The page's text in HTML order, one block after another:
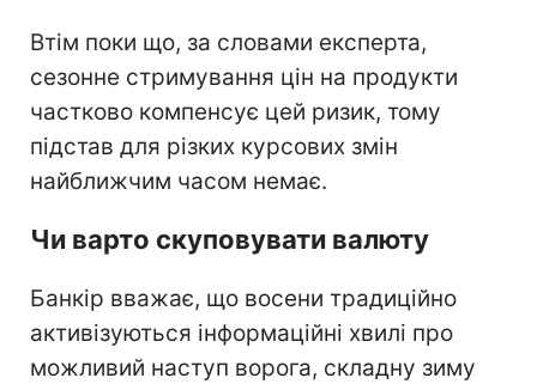
Втім поки що, за словами експерта,
сезонне стримування цін на продукти
частково компенсує цей ризик, тому
підстав для різких курсових змін
найближчим часом немає.
Чи варто скуповувати валюту
Банкір вважає, що восени традиційно
активізуються інформаційні хвилі про
можливий наступ ворога, складну зиму